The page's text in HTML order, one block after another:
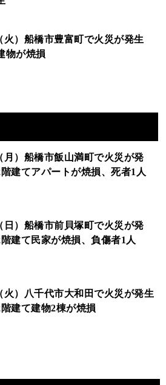
火）船橋市豊富町で火災が発生
物が焼損
月）船橋市飯山満町で火災が発
建てアパートが焼損、死者1人
日）船橋市前貝塚町で火災が発
建て民家が焼損、負傷者1人
火）八千代市大和田で火災が発生
階建て建物2棟が焼損